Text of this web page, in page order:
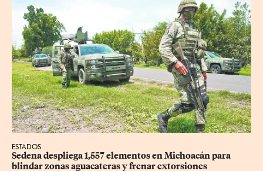
ESTADOS
Sedena despliega 1,557 elementos en Michoacán para
blindar zonas aguacateras y frenar extorsiones